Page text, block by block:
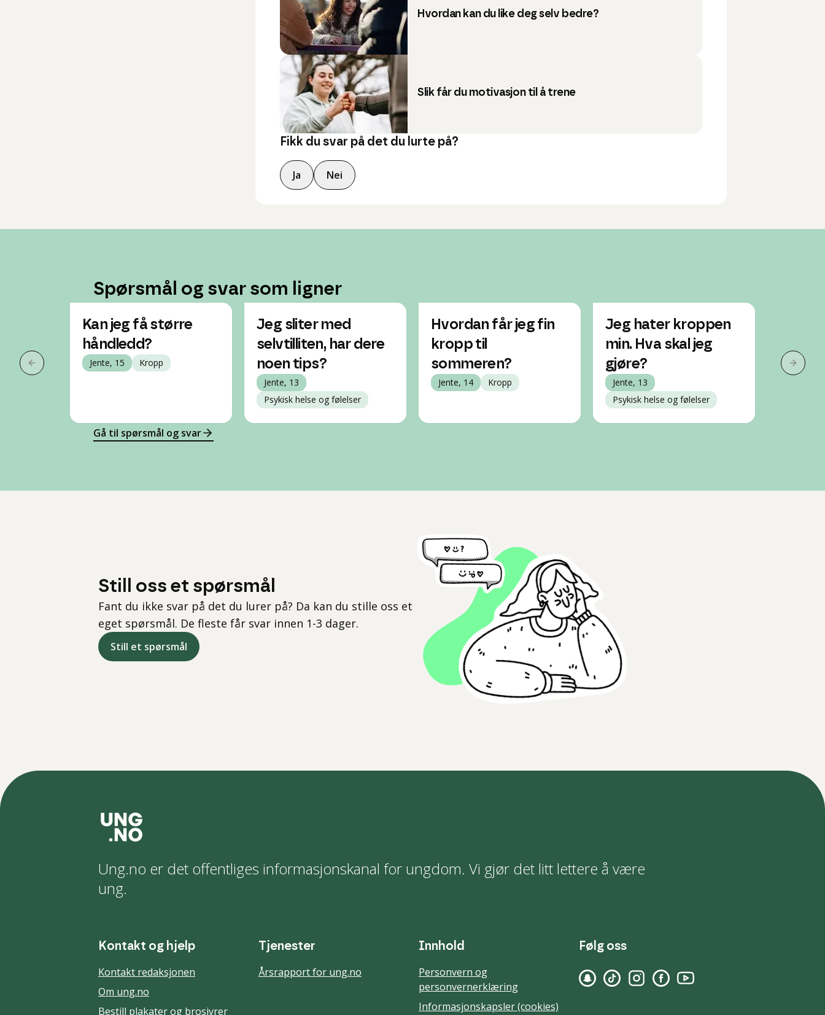
Hvordan kan du like deg selv bedre?
Slik får du motivasjon til å trene
Fikk du svar på det du lurte på?
Ja Nei
Spørsmål og svar som ligner
Forrige slide
Kan jeg få større
håndledd?
Jente, 15 Kropp
Jeg sliter med
selvtilliten, har dere
noen tips?
Jente, 13
Psykisk helse og følelser
Hvordan får jeg fin
kropp til
sommeren?
Jente, 14 Kropp
Jeg hater kroppen
min. Hva skal jeg
gjøre?
Jente, 13
Psykisk helse og følelser
Neste
Gå til spørsmål og svar
Still oss et spørsmål
Fant du ikke svar på det du lurer på? Da kan du stille oss et
eget spørsmål. De fleste får svar innen 1-3 dager.
Still et spørsmål
Ung.no er det offentliges informasjonskanal for ungdom. Vi gjør det litt lettere å være
ung.
Kontakt og hjelp
Kontakt redaksjonen
Om ung.no
Bestill plakater og brosjyrer
Tjenester
Årsrapport for ung.no
Innhold
Personvern og
personvernerklæring
Informasjonskapsler (cookies)
Følg oss